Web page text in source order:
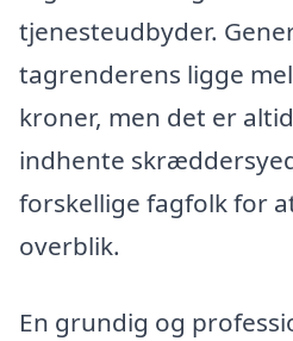
tjenesteudbyder.
tagrenderens ligge
kroner, men det er
indhente
forskellige fagfolk for
overblik.
En grundig og